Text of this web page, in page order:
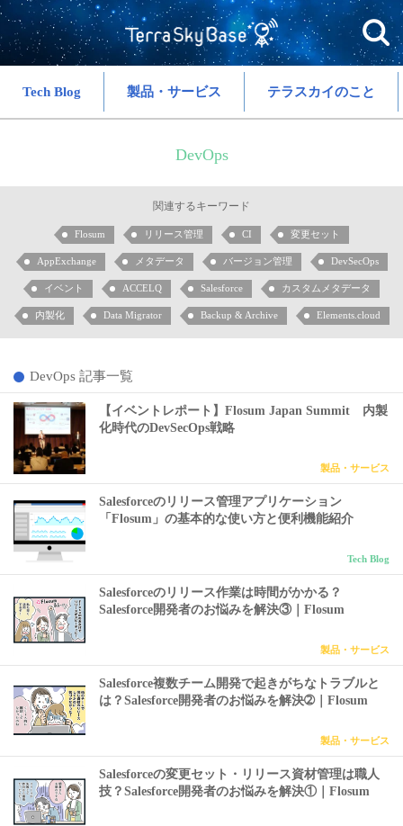
Tech Blog 製品・サービス テラスカイのこと
DevOps
関連するキーワード
Flosum リリース管理 CI 変更セット
AppExchange メタデータ バージョン管理 DevSecOps
イベント ACCELQ Salesforce カスタムメタデータ
内製化 Data Migrator Backup & Archive Elements.cloud
DevOps 記事一覧
【イベントレポート】Flosum Japan Summit 内製
化時代のDevSecOps戦略
製品・サービス
Salesforceのリリース管理アプリケーション
「Flosum」の基本的な使い方と便利機能紹介
Tech Blog
Salesforceのリリース作業は時間がかかる？
Salesforce開発者のお悩みを解決③｜Flosum
製品・サービス
Salesforce複数チーム開発で起きがちなトラブルと
は？Salesforce開発者のお悩みを解決➁｜Flosum
製品・サービス
Salesforceの変更セット・リリース資材管理は職人
技？Salesforce開発者のお悩みを解決①｜Flosum